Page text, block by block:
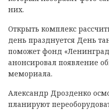
них.
Открыть комплекс
день празднуется День
поможет фонд
анонсировал появление
мемориала.
Александр Дрозденко
планируют